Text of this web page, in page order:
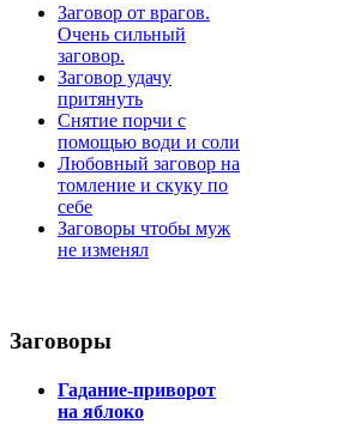
Заговор от врагов.
Очень сильный
заговор.
Заговор удачу
притянуть
Снятие порчи с
помощью води и соли
Любовный заговор на
томление и скуку по
себе
Заговоры чтобы муж
не изменял
Заговоры
Гадание-приворот
на яблоко